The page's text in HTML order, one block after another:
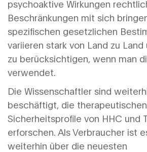
psychoaktive Wirkungen
Beschränkungen mit sich
spezifischen gesetzlichen
variieren stark von Land zu
zu berücksichtigen, wenn man
verwendet.
Die Wissenschaftler sind
beschäftigt, die
Sicherheitsprofile von HHC und
erforschen. Als Verbraucher ist
weiterhin über die neuesten